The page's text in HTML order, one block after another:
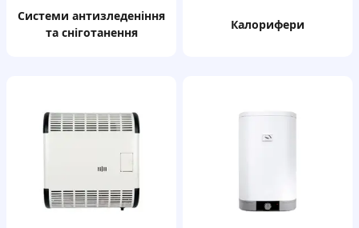
системи антизледеніння
та сніготанення
калорифери